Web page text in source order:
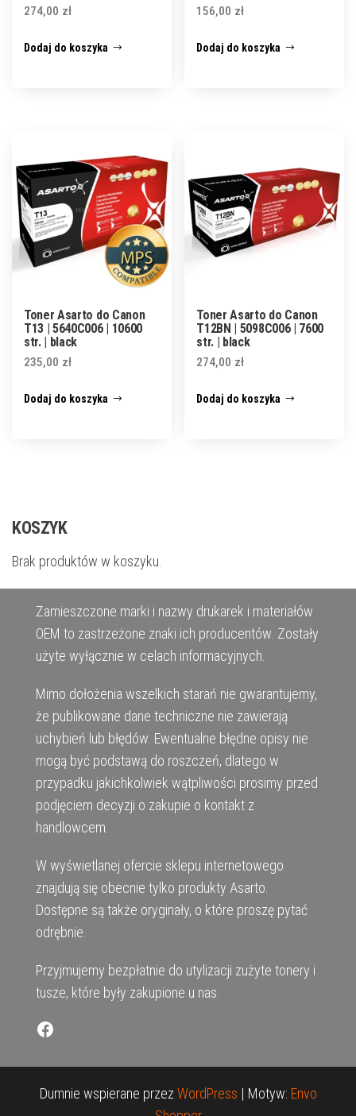
274,00 zł
Dodaj do koszyka
156,00 zł
Dodaj do koszyka
Toner Asarto do Canon
T13 | 5640C006 | 10600
str. | black
235,00 zł
Dodaj do koszyka
Toner Asarto do Canon
T12BN | 5098C006 | 7600
str. | black
274,00 zł
Dodaj do koszyka
KOSZYK
Brak produktów w koszyku.
Zamieszczone marki i nazwy drukarek i materiałów
OEM to zastrzeżone znaki ich producentów. Zostały
użyte wyłącznie w celach informacyjnych.
Mimo dołożenia wszelkich starań nie gwarantujemy,
że publikowane dane techniczne nie zawierają
uchybień lub błędów. Ewentualne błędne opisy nie
mogą być podstawą do roszczeń, dlatego w
przypadku jakichkolwiek wątpliwości prosimy przed
podjęciem decyzji o zakupie o kontakt z
handlowcem.
W wyświetlanej ofercie sklepu internetowego
znajdują się obecnie tylko produkty Asarto.
Dostępne są także oryginały, o które proszę pytać
odrębnie.
Przyjmujemy bezpłatnie do utylizacji zużyte tonery i
tusze, które były zakupione u nas.
Facebook
Dumnie wspierane przez WordPress | Motyw: Envo